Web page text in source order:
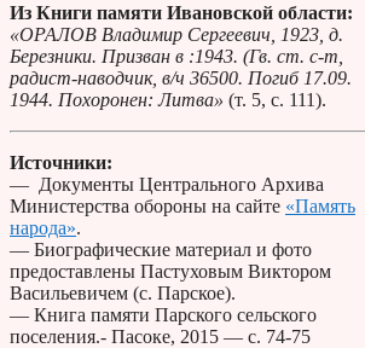
Из Книги памяти Ивановской области:
«ОРАЛОВ Владимир Сергеевич, 1923, д.
Березники. Призван в :1943. (Гв. ст. с-т,
радист-наводчик, в/ч 36500. Погиб 17.09.
1944. Похоронен: Литва» (т. 5, с. 111).
Источники:
— Документы Центрального Архива
Министерства обороны на сайте «Память
народа».
— Биографические материал и фото
предоставлены Пастуховым Виктором
Васильевичем (с. Парское).
— Книга памяти Парского сельского
поселения.- Пасоке, 2015 — с. 74-75